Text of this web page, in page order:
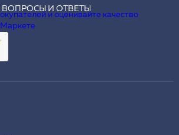
ВОПРОСЫ И ОТВЕТЫ